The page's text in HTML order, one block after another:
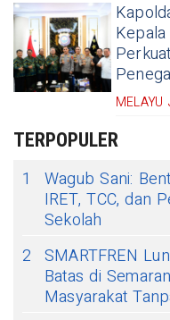
MELAYU
TERPOPULER
1
Wagub Sani:
IRET, TCC, dan
Sekolah
2 SMARTFREN
Batas di
Masyarakat